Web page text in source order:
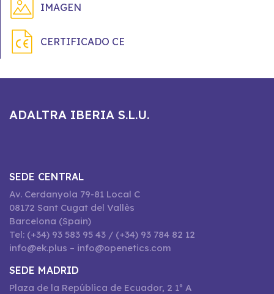
IMAGEN
CERTIFICADO CE
ADALTRA IBERIA S.L.U.
SEDE CENTRAL
Av. Cerdanyola 79-81 Local C
08172 Sant Cugat del Vallès
Barcelona (Spain)
Tel: (+34) 93 583 95 43 / (+34) 93 784 82 12
info@ek.plus – info@openetics.com
SEDE MADRID
Plaza de la República de Ecuador, 2 1º A